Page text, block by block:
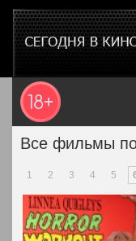
Все фильмы
1 2 3 4 5